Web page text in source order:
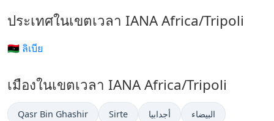
ประเทศในเขตเวลา IANA Africa/Tripoli
🇱🇾 ลิเบีย
เมืองในเขตเวลา IANA Africa/Tripoli
Qasr Bin Ghashir Sirte أجدابيا البیضاء